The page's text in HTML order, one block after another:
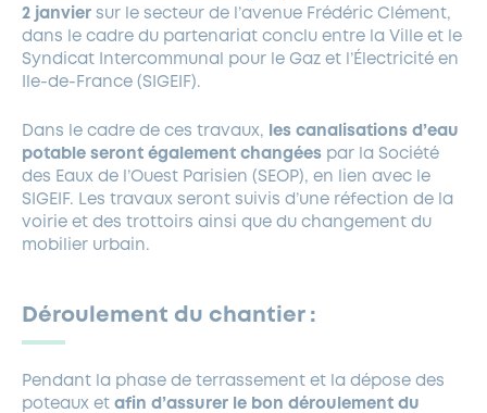
GESTION DU PATRIMOINE ARBORÉ
2 janvier sur le secteur de l’avenue Frédéric Clément,
dans le cadre du partenariat conclu entre la Ville et le
Syndicat Intercommunal pour le Gaz et l’Électricité en
Ile-de-France (SIGEIF).
Dans le cadre de ces travaux,
les canalisations d’eau
potable seront également changées par la Société
des Eaux de l’Ouest Parisien (SEOP), en lien avec le
SIGEIF. Les travaux seront suivis d’une réfection de la
voirie et des trottoirs ainsi que du changement du
mobilier urbain.
Déroulement du chantier :
Pendant la phase de terrassement et la dépose des
poteaux et afin d’assurer le bon déroulement du